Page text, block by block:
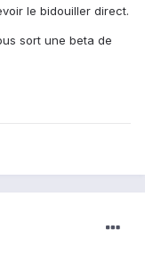
le bidouiller direct.
sort une beta de